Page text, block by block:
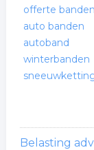
auto banden
autoband
winterbanden